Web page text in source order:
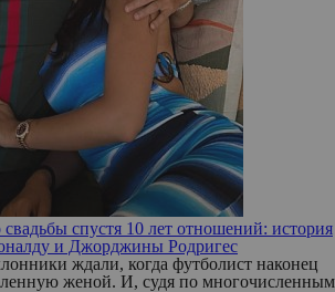
спустя 10 лет отношений: история
и Джорджины Родригес
ждали, когда футболист наконец
женой. И, судя по многочисленным